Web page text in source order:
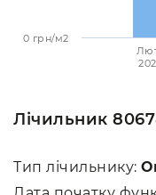
0 грн/м2
Лічильник
Тип лічильнику: